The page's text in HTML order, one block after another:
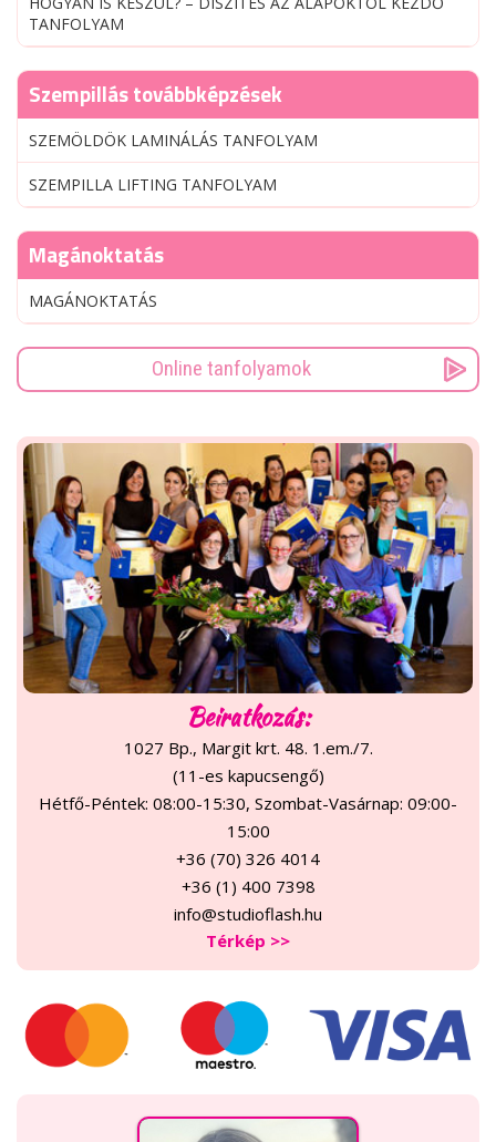
TANFOLYAM
Szempillás továbbképzések
SZEMÖLDÖK LAMINÁLÁS TANFOLYAM
SZEMPILLA LIFTING TANFOLYAM
Magánoktatás
MAGÁNOKTATÁS
Online tanfolyamok
Beiratkozás:
1027 Bp., Margit krt. 48. 1.em./7.
(11-es kapucsengő)
Hétfő-Péntek: 08:00-15:30, Szombat-Vasárnap: 09:00-
15:00
+36 (70) 326 4014
+36 (1) 400 7398
info@studioflash.hu
Térkép >>